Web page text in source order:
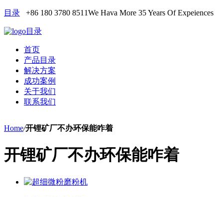
目录 +86 180 3780 8511We Hava More 35 Years Of Expeiences
目录
首页
产品目录
解决方案
成功案例
关于我们
联系我们
Home/开锂矿厂不办环保能咋着
开锂矿厂不办环保能咋着